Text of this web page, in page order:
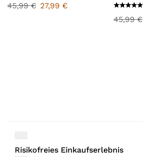
45,99€ 27,99 €
45,99€
Risikofreies Einkaufserlebnis